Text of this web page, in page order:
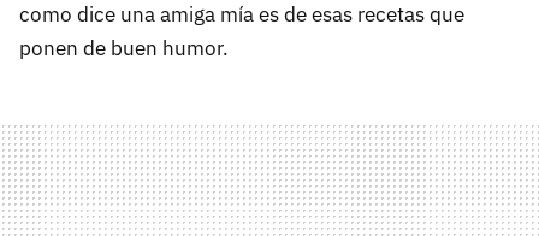
como dice una amiga mía es de esas recetas que
ponen de buen humor.